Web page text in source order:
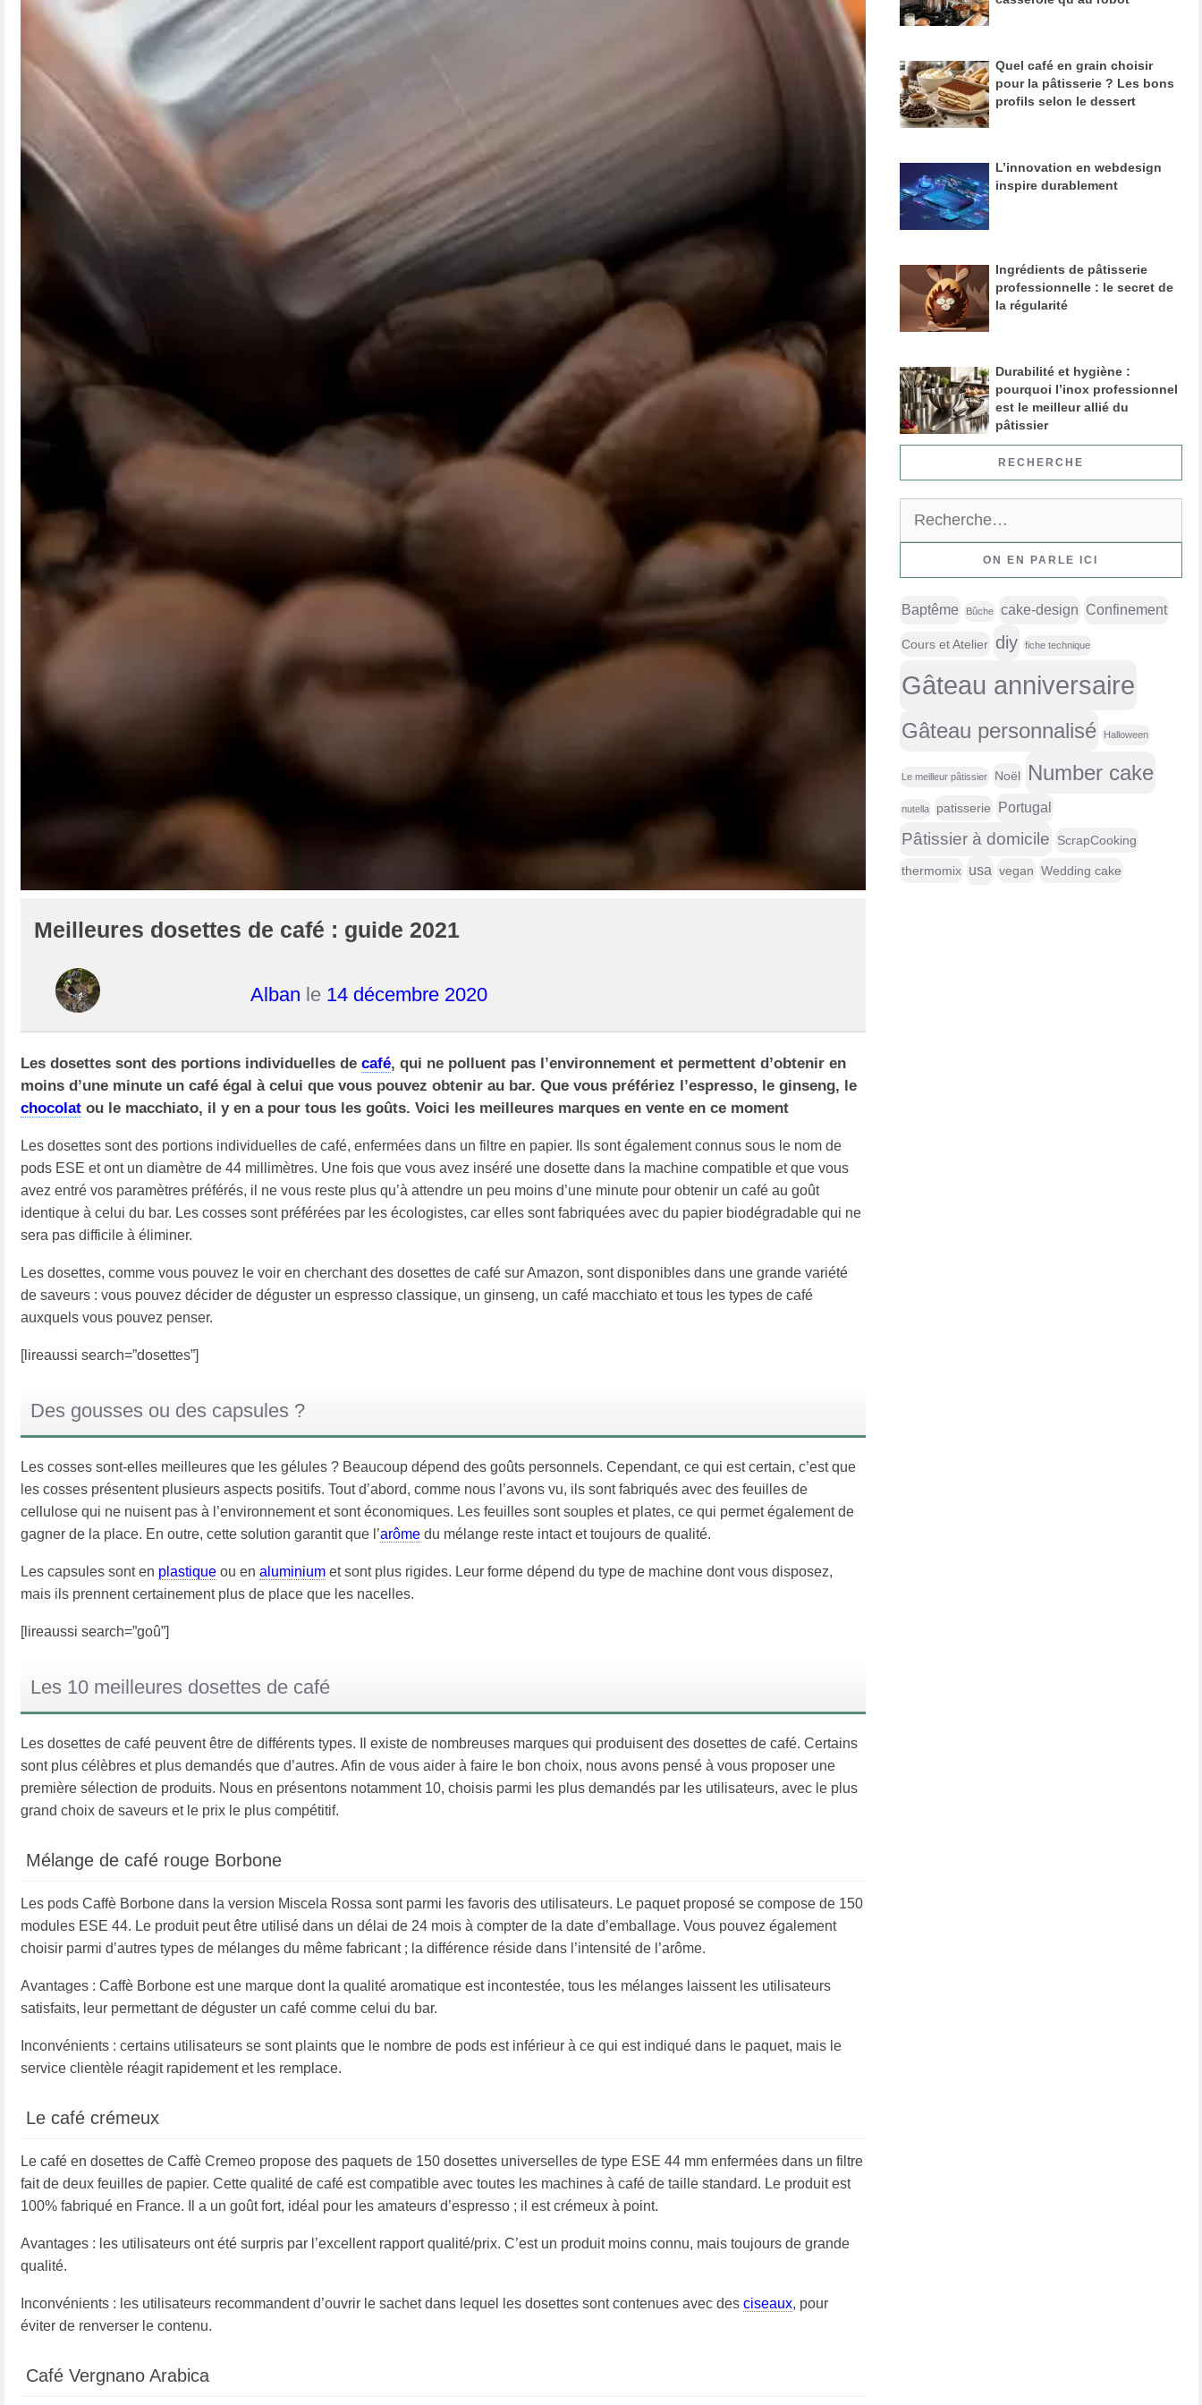
Meilleures dosettes de café : guide 2021
Alban le 14 décembre 2020
Les dosettes sont des portions individuelles de café, qui ne polluent pas l’environnement et permettent d’obtenir en
moins d’une minute un café égal à celui que vous pouvez obtenir au bar. Que vous préfériez l’espresso, le ginseng, le
chocolatou le macchiato, il y en a pour tous les goûts. Voici les meilleures marques en vente en ce moment
Les dosettes sont des portions individuelles de café, enfermées dans un filtre en papier. Ils sont également connus sous le nom de
pods ESE et ont un diamètre de 44 millimètres. Une fois que vous avez inséré une dosette dans la machine compatible et que vous
avez entré vos paramètres préférés, il ne vous reste plus qu’à attendre un peu moins d’une minute pour obtenir un café au goût
identique à celui du bar. Les cosses sont préférées par les écologistes, car elles sont fabriquées avec du papier biodégradable qui ne
sera pas difficile à éliminer.
Les dosettes, comme vous pouvez le voir en cherchant des dosettes de café sur Amazon, sont disponibles dans une grande variété
de saveurs : vous pouvez décider de déguster un espresso classique, un ginseng, un café macchiato et tous les types de café
auxquels vous pouvez penser.
[lireaussi search=”dosettes”]
Des gousses ou des capsules ?
Les cosses sont-elles meilleures que les gélules ? Beaucoup dépend des goûts personnels. Cependant, ce qui est certain, c’est que
les cosses présentent plusieurs aspects positifs. Tout d’abord, comme nous l’avons vu, ils sont fabriqués avec des feuilles de
cellulose qui ne nuisent pas à l’environnement et sont économiques. Les feuilles sont souples et plates, ce qui permet également de
gagner de la place. En outre, cette solution garantit que l’arômedu mélange reste intact et toujours de qualité.
Les capsules sont en plastiqueou en aluminiumet sont plus rigides. Leur forme dépend du type de machine dont vous disposez,
mais ils prennent certainement plus de place que les nacelles.
[lireaussi search=”goû”]
Les 10 meilleures dosettes de café
Les dosettes de café peuvent être de différents types. Il existe de nombreuses marques qui produisent des dosettes de café. Certains
sont plus célèbres et plus demandés que d’autres. Afin de vous aider à faire le bon choix, nous avons pensé à vous proposer une
première sélection de produits. Nous en présentons notamment 10, choisis parmi les plus demandés par les utilisateurs, avec le plus
grand choix de saveurs et le prix le plus compétitif.
Mélange de café rouge Borbone
Les pods Caffè Borbone dans la version Miscela Rossa sont parmi les favoris des utilisateurs. Le paquet proposé se compose de 150
modules ESE 44. Le produit peut être utilisé dans un délai de 24 mois à compter de la date d’emballage. Vous pouvez également
choisir parmi d’autres types de mélanges du même fabricant ; la différence réside dans l’intensité de l’arôme.
Avantages : Caffè Borbone est une marque dont la qualité aromatique est incontestée, tous les mélanges laissent les utilisateurs
satisfaits, leur permettant de déguster un café comme celui du bar.
Inconvénients : certains utilisateurs se sont plaints que le nombre de pods est inférieur à ce qui est indiqué dans le paquet, mais le
service clientèle réagit rapidement et les remplace.
Le café crémeux
Le café en dosettes de Caffè Cremeo propose des paquets de 150 dosettes universelles de type ESE 44 mm enfermées dans un filtre
fait de deux feuilles de papier. Cette qualité de café est compatible avec toutes les machines à café de taille standard. Le produit est
100% fabriqué en France. Il a un goût fort, idéal pour les amateurs d’espresso ; il est crémeux à point.
Avantages : les utilisateurs ont été surpris par l’excellent rapport qualité/prix. C’est un produit moins connu, mais toujours de grande
qualité.
Inconvénients : les utilisateurs recommandent d’ouvrir le sachet dans lequel les dosettes sont contenues avec des ciseaux, pour
éviter de renverser le contenu.
Café Vergnano Arabica
Quel café en grain choisir
pour la pâtisserie ? Les bons
profils selon le dessert
L’innovation en webdesign
inspire durablement
Ingrédients de pâtisserie
professionnelle : le secret de
la régularité
Durabilité et hygiène :
pourquoi l’inox professionnel
est le meilleur allié du
pâtissier
RECHERCHE
ON EN PARLE ICI
Baptême Bûche cake-design Confinement
Cours et Atelier diy fiche technique
Gâteau anniversaire
Gâteau personnalisé Halloween
Le meilleur pâtissier Noël Number cake
nutella patisserie Portugal
Pâtissier à domicile ScrapCooking
thermomix usa vegan Wedding cake